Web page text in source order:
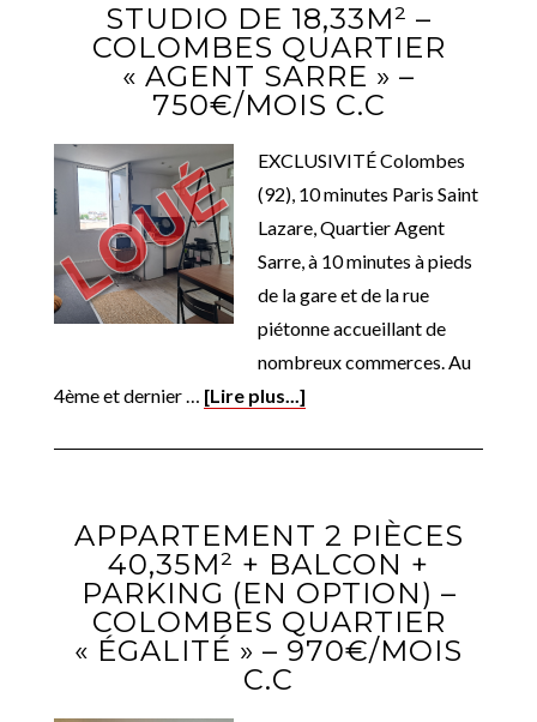
STUDIO DE 18,33M² –
COLOMBES QUARTIER
« AGENT SARRE » –
750€/MOIS C.C
EXCLUSIVITÉ Colombes
(92), 10 minutes Paris Saint
Lazare, Quartier Agent
Sarre, à 10 minutes à pieds
de la gare et de la rue
piétonne accueillant de
nombreux commerces. Au
4ème et dernier … [Lire plus...]
APPARTEMENT 2 PIÈCES
40,35M² + BALCON +
PARKING (EN OPTION) –
COLOMBES QUARTIER
« ÉGALITÉ » – 970€/MOIS
C.C